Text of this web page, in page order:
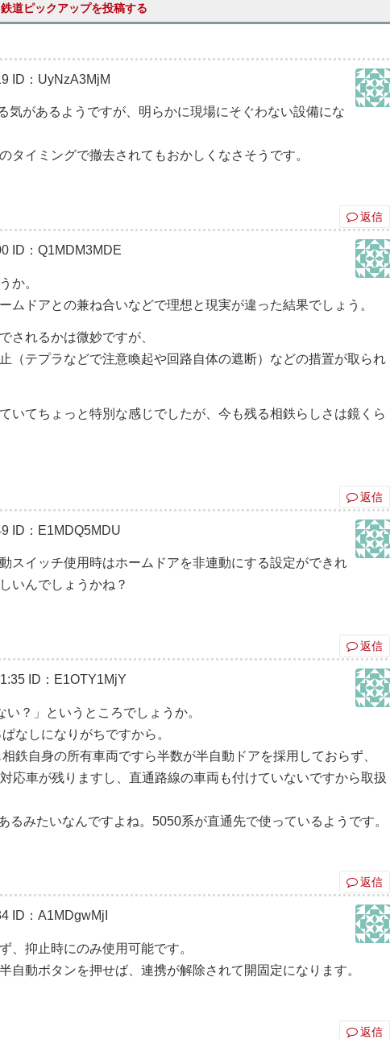
鉄道ピックアップを投稿する
ID：UyNzA3MjM
気があるようですが、明らかに現場にそぐわない設備にな
タイミングで撤去されてもおかしくなさそうです。
返信
ID：Q1MDM3MDE
か。
ムドアとの兼ね合いなどで理想と現実が違った結果でしょう。
されるかは微妙ですが、
（テプラなどで注意喚起や回路自体の遮断）などの措置が取られ
いてちょっと特別な感じでしたが、今も残る相鉄らしさは鏡くら
返信
ID：E1MDQ5MDU
スイッチ使用時はホームドアを非連動にする設定ができれ
いんでしょうかね？
返信
ID：E1OTY1MjY
？」というところでしょうか。
なしになりがちですから。
鉄自身の所有車両ですら半数が半自動ドアを採用しておらず、
応車が残りますし、直通路線の車両も付けていないですから取扱
るみたいなんですよね。5050系が直通先で使っているようです。
返信
ID：A1MDgwMjI
、抑止時にのみ使用可能です。
自動ボタンを押せば、連携が解除されて開固定になります。
返信